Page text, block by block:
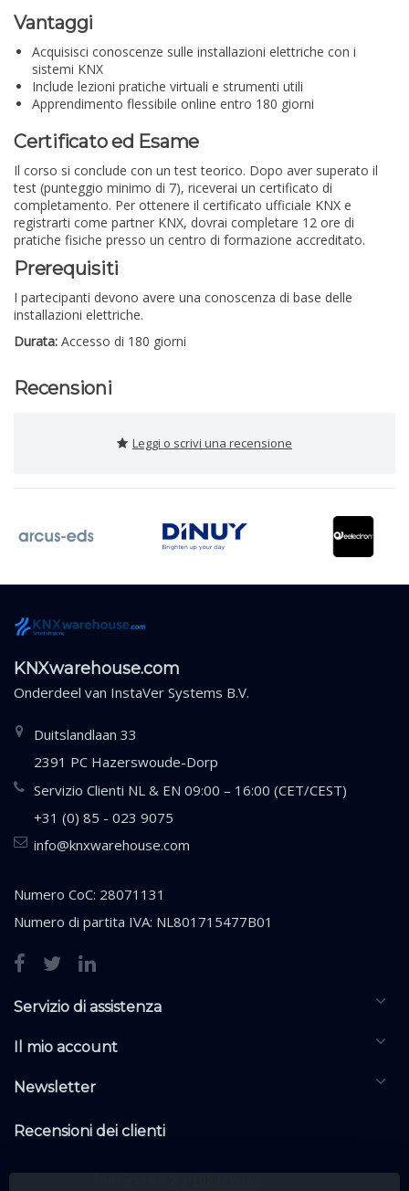
Vantaggi
Acquisisci conoscenze sulle installazioni elettriche con i
sistemi KNX
Include lezioni pratiche virtuali e strumenti utili
Apprendimento flessibile online entro 180 giorni
Certificato ed Esame
Il corso si conclude con un test teorico. Dopo aver superato il
test (punteggio minimo di 7), riceverai un certificato di
completamento. Per ottenere il certificato ufficiale KNX e
registrarti come partner KNX, dovrai completare 12 ore di
pratiche fisiche presso un centro di formazione accreditato.
Prerequisiti
I partecipanti devono avere una conoscenza di base delle
installazioni elettriche.
Durata: Accesso di 180 giorni
Recensioni
Leggi o scrivi una recensione
KNXwarehouse.com
Onderdeel van InstaVer Systems B.V.
Duitslandlaan 33
2391 PC Hazerswoude-Dorp
Servizio Clienti NL & EN 09:00 – 16:00 (CET/CEST)
+31 (0) 85 - 023 9075
info@knxwarehouse.com
Numero CoC: 28071131
Numero di partita IVA: NL801715477B01
Servizio di assistenza
Il mio account
Newsletter
Recensioni dei clienti